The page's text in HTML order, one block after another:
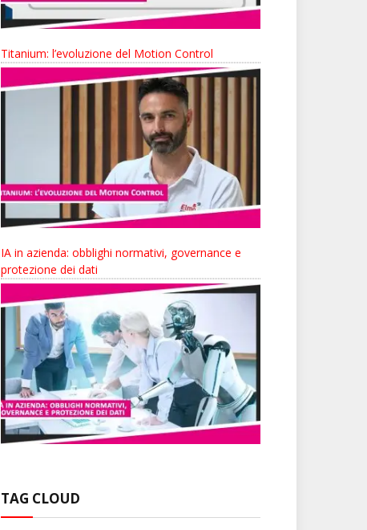
Titanium: l’evoluzione del Motion Control
IA in azienda: obblighi normativi, governance e
protezione dei dati
TAG CLOUD